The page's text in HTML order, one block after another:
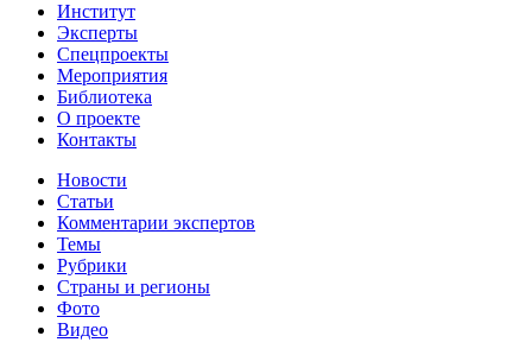
Институт
Эксперты
Спецпроекты
Мероприятия
Библиотека
О проекте
Контакты
Новости
Статьи
Комментарии экспертов
Темы
Рубрики
Страны и регионы
Фото
Видео